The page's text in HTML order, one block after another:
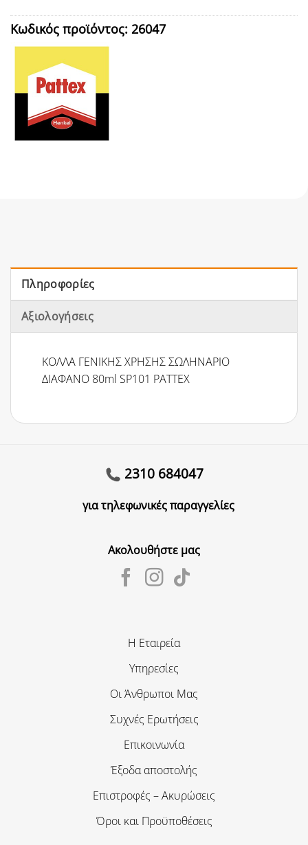
Κωδικός προϊόντος: 26047
Πληροφορίες
Αξιολογήσεις
ΚΟΛΛΑ ΓΕΝΙΚΗΣ ΧΡΗΣΗΣ ΣΩΛΗΝΑΡΙΟ
ΔΙΑΦΑΝΟ 80ml SP101 PATTEX
2310 684047
για τηλεφωνικές παραγγελίες
Ακολουθήστε μας
Η Εταιρεία
Υπηρεσίες
Οι Άνθρωποι Μας
Συχνές Ερωτήσεις
Επικοινωνία
Έξοδα αποστολής
Επιστροφές – Ακυρώσεις
Όροι και Προϋποθέσεις